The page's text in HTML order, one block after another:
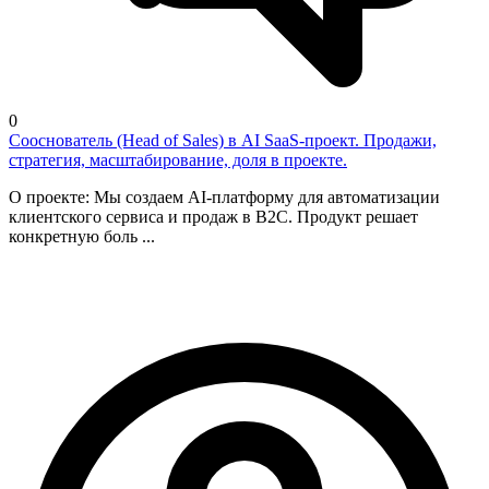
0
Сооснователь (Head of Sales) в AI SaaS-проект. Продажи,
стратегия, масштабирование, доля в проекте.
О проекте: Мы создаем AI-платформу для автоматизации
клиентского сервиса и продаж в B2С. Продукт решает
конкретную боль ...